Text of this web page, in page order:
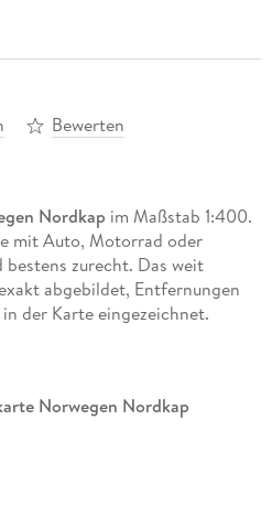
Bewerten
Nordkap im Maßstab 1:400.
mit Auto, Motorrad oder
zurecht. Das weit
abgebildet, Entfernungen
der Karte eingezeichnet.
Norwegen Nordkap